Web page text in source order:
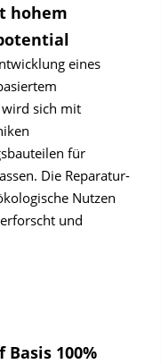
hohem
eines
wird sich mit
für
Die Reparatur-
Nutzen
und
100%